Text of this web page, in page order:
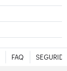
FAQ